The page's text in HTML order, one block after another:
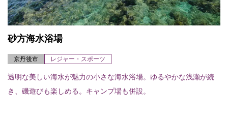
砂方海水浴場
京丹後市 レジャー・スポーツ
透明な美しい海水が魅力の小さな海水浴場。ゆるやかな浅瀬が続
き、磯遊びも楽しめる。キャンプ場も併設。